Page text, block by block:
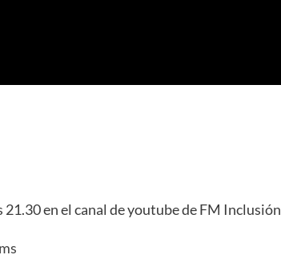
en el canal de youtube de FM Inclusión